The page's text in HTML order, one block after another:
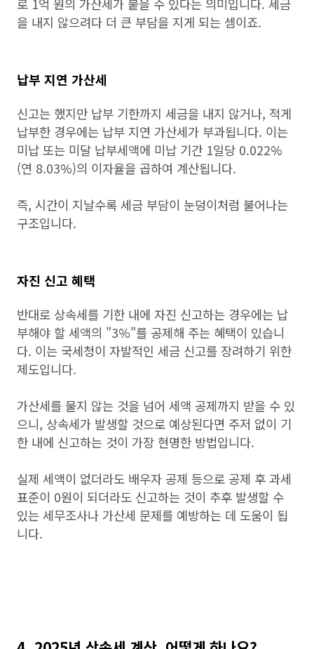
로 1억 원의 가산세가 붙을 수 있다는 의미입니다. 세금
을 내지 않으려다 더 큰 부담을 지게 되는 셈이죠.
납부 지연 가산세
신고는 했지만 납부 기한까지 세금을 내지 않거나, 적게
납부한 경우에는 납부 지연 가산세가 부과됩니다. 이는
미납 또는 미달 납부세액에 미납 기간 1일당 0.022%
(연 8.03%)의 이자율을 곱하여 계산됩니다.
즉, 시간이 지날수록 세금 부담이 눈덩이처럼 불어나는
구조입니다.
자진 신고 혜택
반대로 상속세를 기한 내에 자진 신고하는 경우에는 납
부해야 할 세액의 "3%"를 공제해 주는 혜택이 있습니
다. 이는 국세청이 자발적인 세금 신고를 장려하기 위한
제도입니다.
가산세를 물지 않는 것을 넘어 세액 공제까지 받을 수 있
으니, 상속세가 발생할 것으로 예상된다면 주저 없이 기
한 내에 신고하는 것이 가장 현명한 방법입니다.
실제 세액이 없더라도 배우자 공제 등으로 공제 후 과세
표준이 0원이 되더라도 신고하는 것이 추후 발생할 수
있는 세무조사나 가산세 문제를 예방하는 데 도움이 됩
니다.